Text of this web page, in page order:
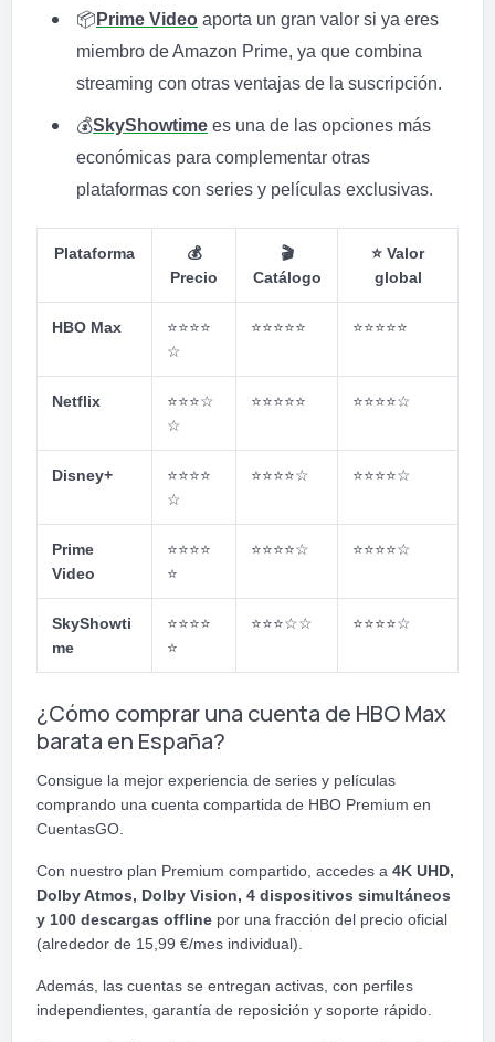
📦 Prime Video aporta un gran valor si ya eres
miembro de Amazon Prime, ya que combina
streaming con otras ventajas de la suscripción.
💰SkyShowtime es una de las opciones más
económicas para complementar otras
plataformas con series y películas exclusivas.
Plataforma
💰
Precio
🎬
Catálogo
⭐ Valor
global
HBO Max
⭐⭐⭐⭐
☆
⭐⭐⭐⭐⭐ ⭐⭐⭐⭐⭐
Netflix ⭐⭐⭐☆
☆
⭐⭐⭐⭐⭐ ⭐⭐⭐⭐☆
Disney+
⭐⭐⭐⭐
☆
⭐⭐⭐⭐☆ ⭐⭐⭐⭐☆
Prime
Video
⭐⭐⭐⭐
⭐
⭐⭐⭐⭐☆ ⭐⭐⭐⭐☆
SkyShowti
me
⭐⭐⭐⭐
⭐
⭐⭐⭐☆☆ ⭐⭐⭐⭐☆
¿Cómo comprar una cuenta de HBO Max
barata en España?
Consigue la mejor experiencia de series y películas
comprando una cuenta compartida de HBO Premium en
CuentasGO.
Con nuestro plan Premium compartido, accedes a 4K UHD,
Dolby Atmos, Dolby Vision, 4 dispositivos simultáneos
y 100 descargas offline por una fracción del precio oficial
(alrededor de 15,99 €/mes individual).
Además, las cuentas se entregan activas, con perfiles
independientes, garantía de reposición y soporte rápido.